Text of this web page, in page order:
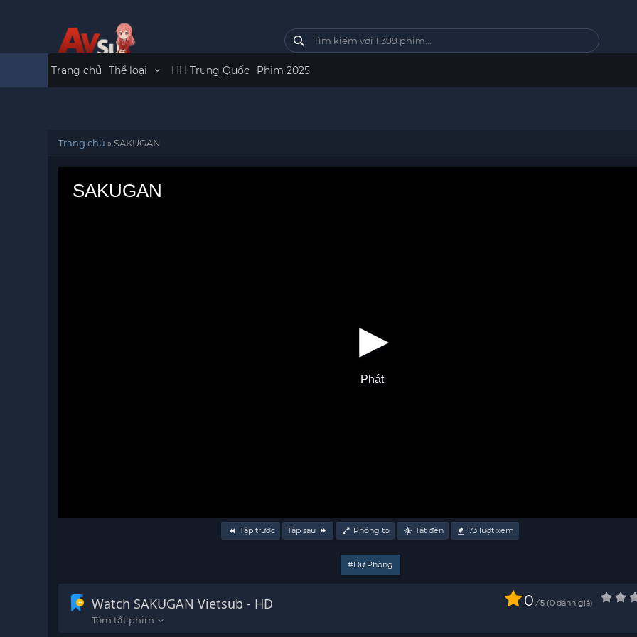
Trang chủ Thể loại HH Trung Quốc Phim 2025
Trang chủ »SAKUGAN
SAKUGAN
Phát
Tập trước Tập sau Phóng to Tắt đèn 73 lượt xem
#Dự Phòng
Watch SAKUGAN Vietsub - HD 0 / 5 0 đánh giá